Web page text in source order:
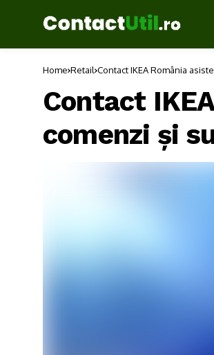
Home Retail Contact IKEA România
Contact
comenzi și